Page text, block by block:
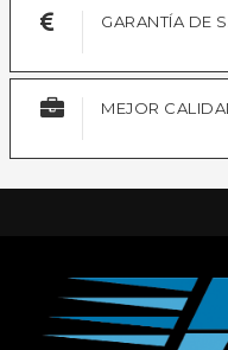
GARANTÍA DE
MEJOR